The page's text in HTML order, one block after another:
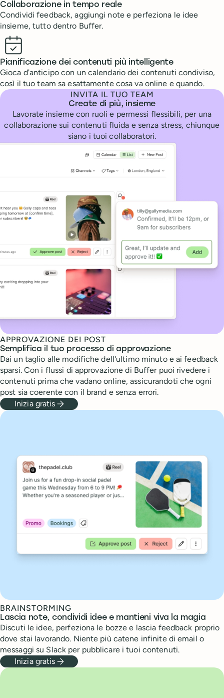
Collaborazione in tempo reale
Condividi feedback, aggiungi note e perfeziona le idee
insieme, tutto dentro Buffer.
Pianificazione dei contenuti più intelligente
Gioca d'anticipo con un calendario dei contenuti condiviso,
così il tuo team sa esattamente cosa va online e quando.
INVITA IL TUO TEAM
Create di più, insieme
Lavorate insieme con ruoli e permessi flessibili, per una
collaborazione sui contenuti fluida e senza stress, chiunque
siano i tuoi collaboratori.
APPROVAZIONE DEI POST
Semplifica il tuo processo di approvazione
Dai un taglio alle modifiche dell'ultimo minuto e ai feedback
sparsi. Con i flussi di approvazione di Buffer puoi rivedere i
contenuti prima che vadano online, assicurandoti che ogni
post sia coerente con il brand e senza errori.
Inizia gratis
BRAINSTORMING
Lascia note, condividi idee e mantieni viva la magia
Discuti le idee, perfeziona le bozze e lascia feedback proprio
dove stai lavorando. Niente più catene infinite di email o
messaggi su Slack per pubblicare i tuoi contenuti.
Inizia gratis